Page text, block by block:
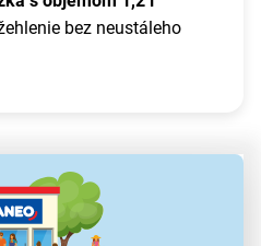
bez neustáleho